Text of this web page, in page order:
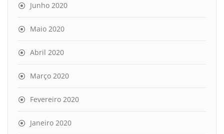
Junho 2020
Maio 2020
Abril 2020
Março 2020
Fevereiro 2020
Janeiro 2020